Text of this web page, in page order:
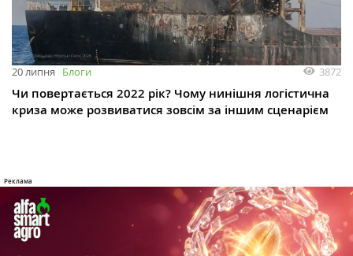
20 липня Блоги 3872
Чи повертається 2022 рік? Чому нинішня логістична
криза може розвиватися зовсім за іншим сценарієм